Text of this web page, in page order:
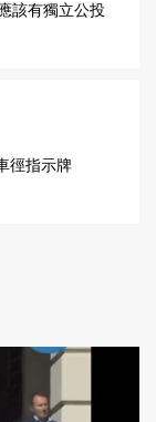
該有獨立公投
徑指示牌